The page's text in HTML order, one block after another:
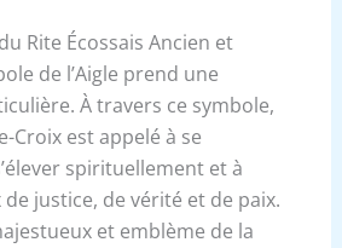
Rite Écossais Ancien et
de l’Aigle prend une
À travers ce symbole,
Croix est appelé à se
spirituellement et à
justice, de vérité et de paix.
et emblème de la